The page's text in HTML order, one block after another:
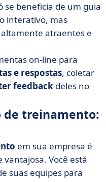
se beneficia de um guia
interativo, mas
atraentes e
on-line para
e respostas, coletar
feedback deles no
de treinamento:
em sua empresa é
Você está
suas equipes para